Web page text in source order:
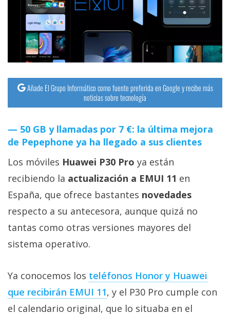
Operadores
Trucos
y
Tutoriales
Sistemas
operativos
Profesional
+
Más
temas
Sorteos
Foros
Añade El Grupo Informático como fuente preferida en Google y recibe más
noticias sobre tecnología
50 GB y llamadas por 7 €: la última mejora
de Pepephone ya ha llegado a sus clientes
Los móviles Huawei P30 Pro ya están
recibiendo la actualización a EMUI 11 en
España, que ofrece bastantes novedades
respecto a su antecesora, aunque quizá no
tantas como otras versiones mayores del
sistema operativo.
Ya conocemos los teléfonos Honor y Huawei
que recibirán EMUI 11, y el P30 Pro cumple con
el calendario original, que lo situaba en el